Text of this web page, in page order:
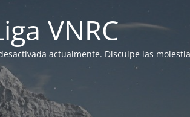
VNRC
actualmente. Disculpe las